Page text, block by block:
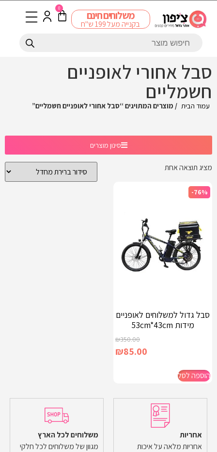
משלוחים חינם
בקנייה מעל 199 ש"ח
0
סבל אחורי לאופניים
חשמליים
עמוד הבית / מוצרים המתויגים “סבל אחורי לאופניים חשמליים”
סינון מוצרים
מציג תוצאה אחת
-76%
סבל גדול למשלוחים לאופניים
מידות 53cm*43cm
₪350.00
₪85.00
הוספה לסל
אחריות
אחריות מלאה על איכות
משלוחים לכל הארץ
מגוון של משלוחים לכל חלקי